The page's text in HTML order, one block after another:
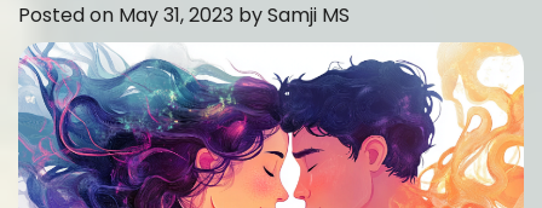
Posted on May 31, 2023 bySamji MS